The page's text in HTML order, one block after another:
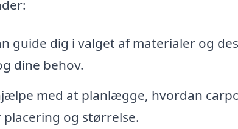
guide dig i valget af materialer og
dine behov.
med at planlægge, hvordan
og størrelse.